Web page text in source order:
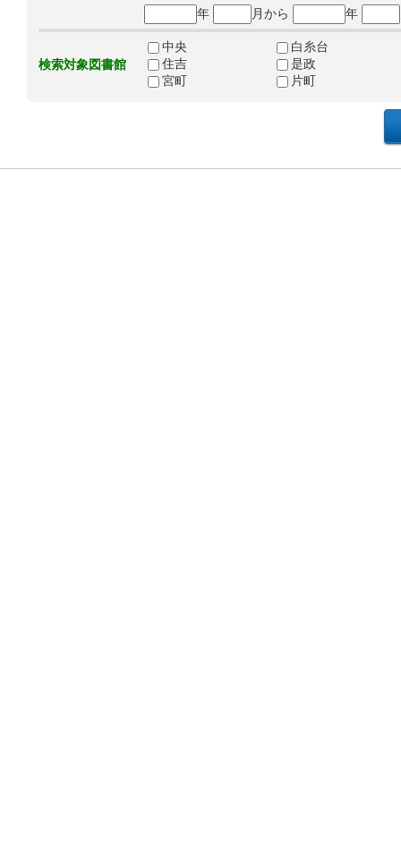
年
月から 年
検索対象図書館
中央
白糸台
住吉
是政
宮町
片町